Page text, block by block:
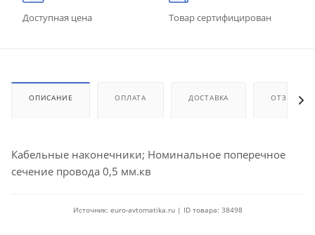
Доступная цена Товар сертифицирован
ОПИСАНИЕ ОПЛАТА ДОСТАВКА ОТЗЫВЫ
Кабельные наконечники; Номинальное поперечное
сечение провода 0,5 мм.кв
Источник: euro-avtomatika.ru | ID товара: 38498